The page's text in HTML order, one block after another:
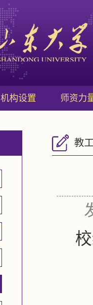
机构设置 师资力
教